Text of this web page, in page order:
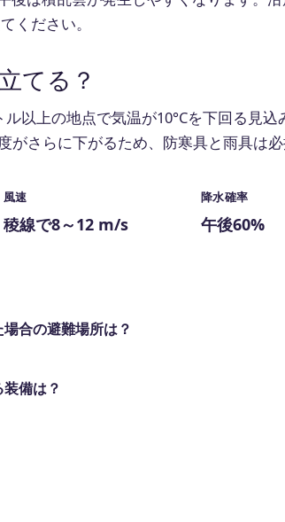
ください。
てる？
以上の地点で気温が10°Cを下回る見
さらに下がるため、防寒具と雨具は必
風速
稜線で8～12 m/s
降水確率
午後60%
合の避難場所は？
備は？